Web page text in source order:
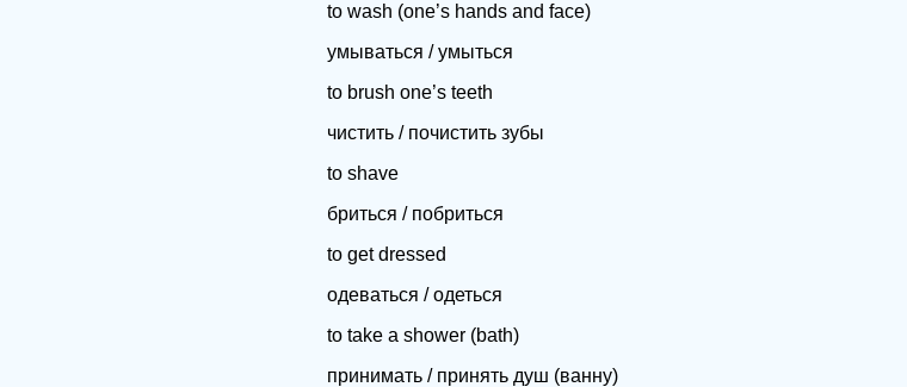
to wash (one’s hands and face)
умываться / умыться
to brush one’s teeth
чистить / почистить зубы
to shave
бриться / побриться
to get dressed
одеваться / одеться
to take a shower (bath)
принимать / принять душ (ванну)